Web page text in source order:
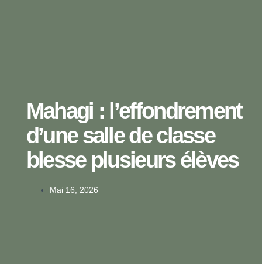
Mahagi : l’effondrement
d’une salle de classe
blesse plusieurs élèves
Mai 16, 2026